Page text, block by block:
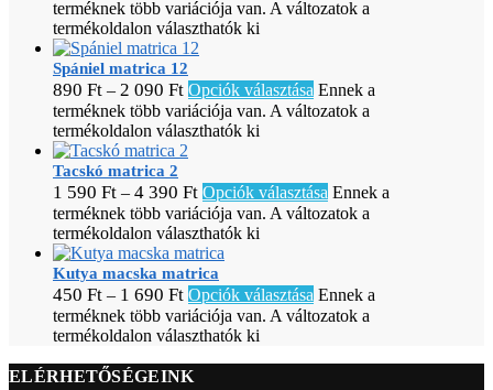
terméknek több variációja van. A változatok a
termékoldalon választhatók ki
Spániel matrica 12
890 Ft – 2 090 Ft Opciók választása Ennek a
terméknek több variációja van. A változatok a
termékoldalon választhatók ki
Tacskó matrica 2
1 590 Ft – 4 390 Ft Opciók választása Ennek a
terméknek több variációja van. A változatok a
termékoldalon választhatók ki
Kutya macska matrica
450 Ft – 1 690 Ft Opciók választása Ennek a
terméknek több variációja van. A változatok a
termékoldalon választhatók ki
ELÉRHETŐSÉGEINK